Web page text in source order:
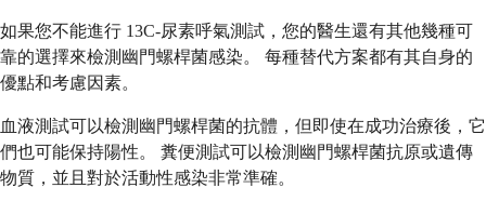
如果您不能進行 13C-尿素呼氣測試，您的醫生還有其他幾種可
靠的選擇來檢測幽門螺桿菌感染。 每種替代方案都有其自身的
優點和考慮因素。
血液測試可以檢測幽門螺桿菌的抗體，但即使在成功治療後，它
們也可能保持陽性。 糞便測試可以檢測幽門螺桿菌抗原或遺傳
物質，並且對於活動性感染非常準確。